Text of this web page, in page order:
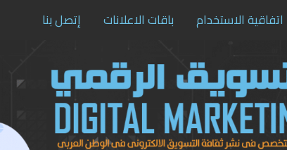
اتفاقية الاستخدام باقات الاعلانات إتصل بنا